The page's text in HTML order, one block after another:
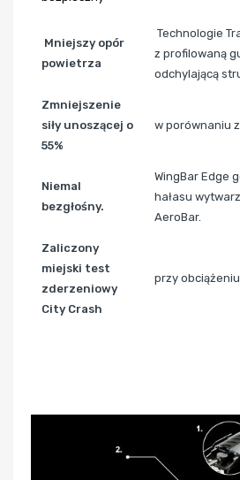
Mniejszy opór
powietrza
Technologie
z profilowaną
odchylającą
Zmniejszenie
siły unoszącej o
55%
w porównaniu
Niemal
bezgłośny.
WingBar Edge
hałasu
AeroBar.
Zaliczony
miejski test
zderzeniowy
City Crash
przy obciążeniu